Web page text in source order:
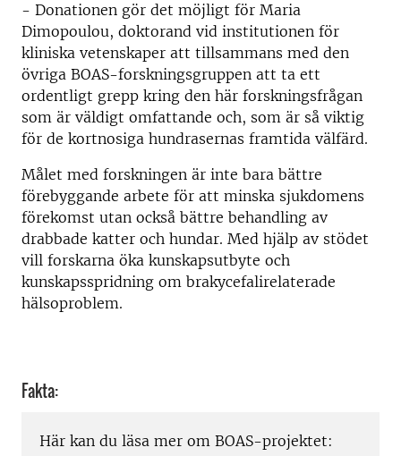
- Donationen gör det möjligt för Maria
Dimopoulou, doktorand vid institutionen för
kliniska vetenskaper att tillsammans med den
övriga BOAS-forskningsgruppen att ta ett
ordentligt grepp kring den här forskningsfrågan
som är väldigt omfattande och, som är så viktig
för de kortnosiga hundrasernas framtida välfärd.
Målet med forskningen är inte bara bättre
förebyggande arbete för att minska sjukdomens
förekomst utan också bättre behandling av
drabbade katter och hundar. Med hjälp av stödet
vill forskarna öka kunskapsutbyte och
kunskapsspridning om brakycefalirelaterade
hälsoproblem.
Fakta:
Här kan du läsa mer om BOAS-projektet: